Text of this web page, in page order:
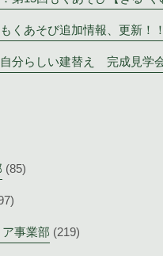
くあそび追加情報、更新！！
分らしい建替え 完成見学
(85)
事業部 (219)